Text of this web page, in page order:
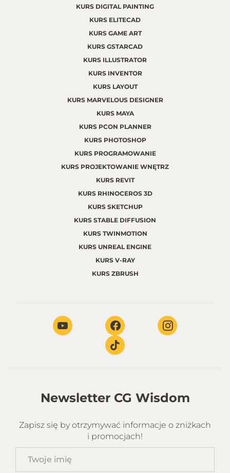
KURS DIGITAL PAINTING
KURS ELITECAD
KURS GAME ART
KURS GSTARCAD
KURS ILLUSTRATOR
KURS INVENTOR
KURS LAYOUT
KURS MARVELOUS DESIGNER
KURS MAYA
KURS PCON PLANNER
KURS PHOTOSHOP
KURS PROGRAMOWANIE
KURS PROJEKTOWANIE WNĘTRZ
KURS REVIT
KURS RHINOCEROS 3D
KURS SKETCHUP
KURS STABLE DIFFUSION
KURS TWINMOTION
KURS UNREAL ENGINE
KURS V-RAY
KURS ZBRUSH
Newsletter CG Wisdom
Zapisz się by otrzymywać informacje o zniżkach
i promocjach!
Twoje
imię